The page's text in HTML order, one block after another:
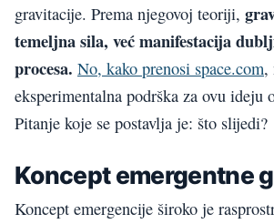
gravitacije. Prema njegovoj teoriji,
temeljna sila, već manifestacija
procesa. No, kako prenosi space.com,
eksperimentalna podrška za ovu ideju
Pitanje koje se postavlja je: što slijedi?
Koncept emergentne
Koncept emergencije široko je